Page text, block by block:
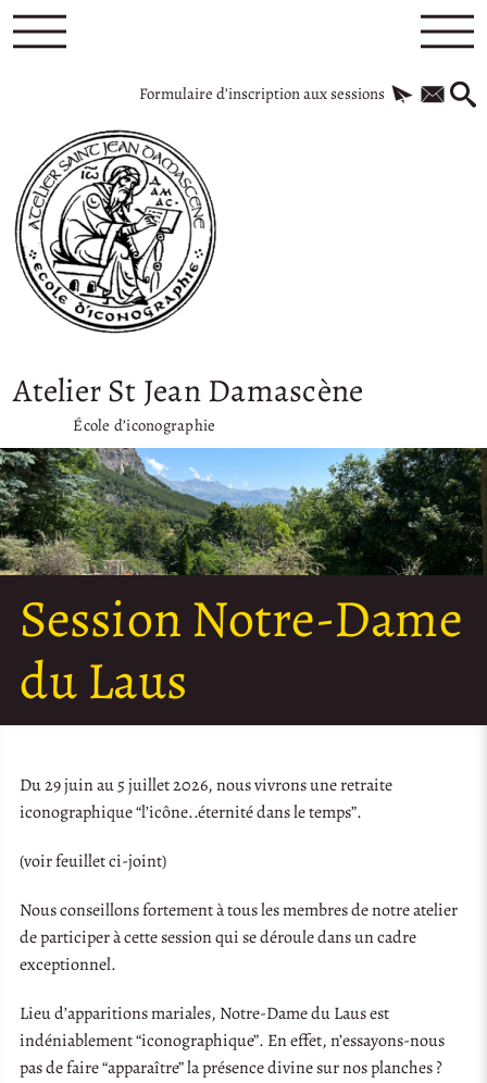
Formulaire d’inscription aux sessions
Atelier St Jean Damascène
École d’iconographie
Session Notre-Dame
du Laus
Du 29 juin au 5 juillet 2026, nous vivrons une retraite
iconographique “l’icône..éternité dans le temps”.
(voir feuillet ci-joint)
Nous conseillons fortement à tous les membres de notre atelier
de participer à cette session qui se déroule dans un cadre
exceptionnel.
Lieu d’apparitions mariales, Notre-Dame du Laus est
indéniablement “iconographique”. En effet, n’essayons-nous
pas de faire “apparaître” la présence divine sur nos planches ?